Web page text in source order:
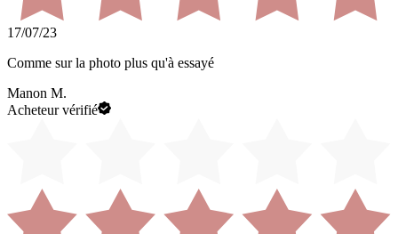
17/07/23
Comme sur la photo plus qu'à essayé
Manon M.
Acheteur vérifié